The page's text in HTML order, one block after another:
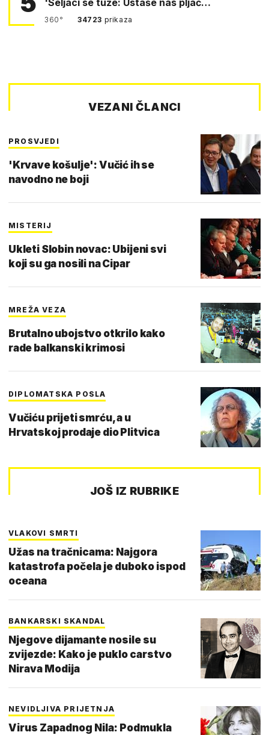
360° 34723 prikaza
VEZANI ČLANCI
PROSVJEDI
'Krvave košulje': Vučić ih se
navodno ne boji
MISTERIJ
Ukleti Slobin novac: Ubijeni svi
koji su ga nosili na Cipar
MREŽA VEZA
Brutalno ubojstvo otkrilo kako
rade balkanski krimosi
DIPLOMATSKA POSLA
Vučiću prijeti smrću, a u
Hrvatskoj prodaje dio Plitvica
JOŠ IZ RUBRIKE
VLAKOVI SMRTI
Užas na tračnicama: Najgora
katastrofa počela je duboko ispod
oceana
BANKARSKI SKANDAL
Njegove dijamante nosile su
zvijezde: Kako je puklo carstvo
Nirava Modija
NEVIDLJIVA PRIJETNJA
Virus Zapadnog Nila: Podmukla